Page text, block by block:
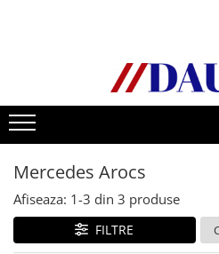
Bullbare, Suporti lumini camioane
Accesorii inox
DAF
CF Euro 6
DAF CF 85
DAF XF 105
Daf XF 95
Mercedes Arocs
Afiseaza: 1-3 din 3 produse
FILTRE